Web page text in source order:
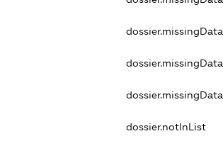
dossier.missingData
dossier.missingData
dossier.missingData
dossier.notInList